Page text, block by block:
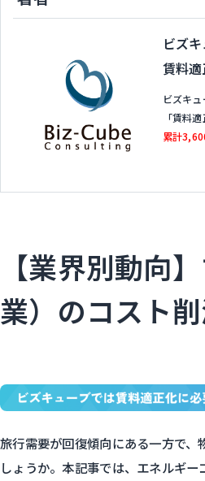
ビズ
賃料
ビズキ
「賃料
累計
【業界別動向
業）のコスト
旅行需要が回復傾向にある一方で
しょうか。本記事では、エネルギ